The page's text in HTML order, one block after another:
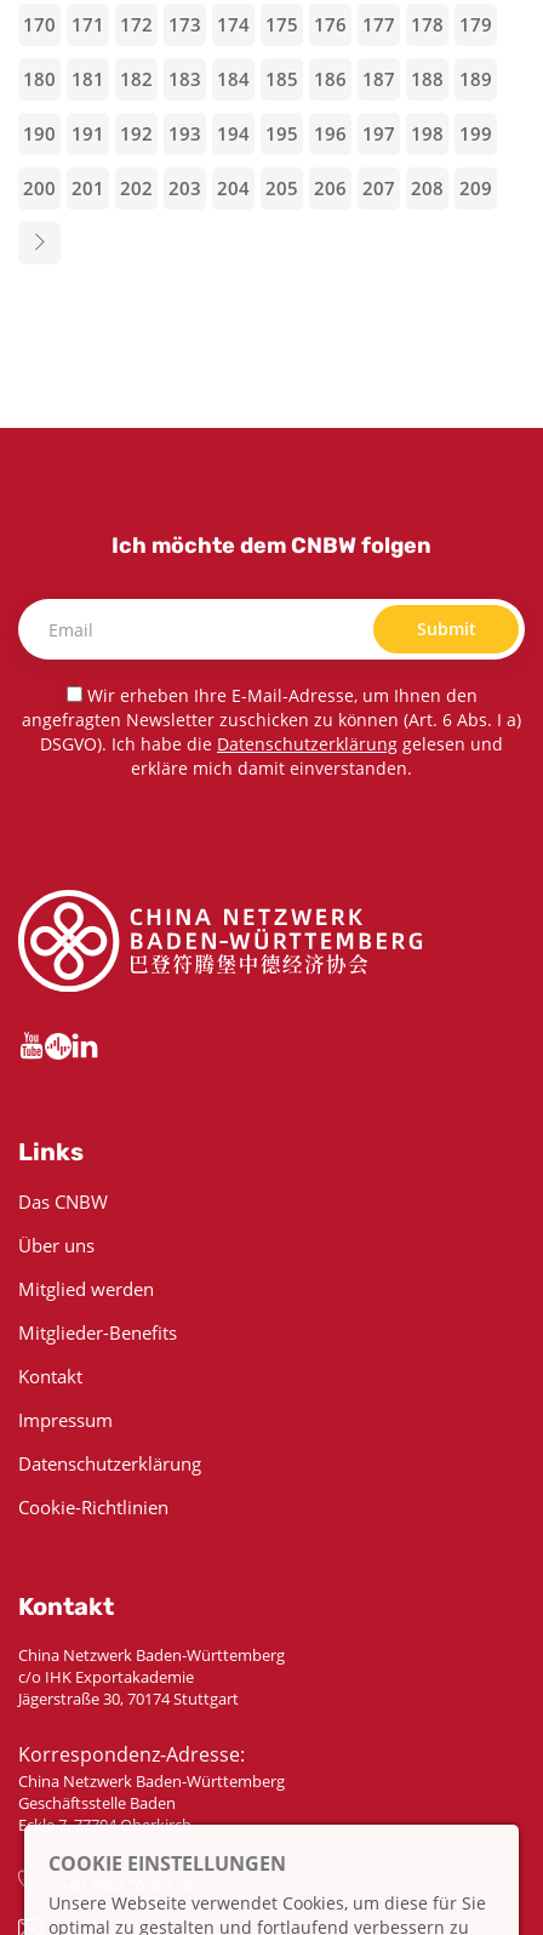
170 171 172 173 174 175 176 177 178 179
180 181 182 183 184 185 186 187 188 189
190 191 192 193 194 195 196 197 198 199
200 201 202 203 204 205 206 207 208 209
Ich möchte dem CNBW folgen
Submit
Wir erheben Ihre E-Mail-Adresse, um Ihnen den
angefragten Newsletter zuschicken zu können (Art. 6 Abs. I a)
DSGVO). Ich habe die Datenschutzerklärung gelesen und
erkläre mich damit einverstanden.
Links
Das CNBW
Über uns
Mitglied werden
Mitglieder-Benefits
Kontakt
Impressum
Datenschutzerklärung
Cookie-Richtlinien
Kontakt
China Netzwerk Baden-Württemberg
c/o IHK Exportakademie
Jägerstraße 30, 70174 Stuttgart
Korrespondenz-Adresse:
China Netzwerk Baden-Württemberg
Geschäftsstelle Baden
Eckle 7, 77704 Oberkirch
COOKIE EINSTELLUNGEN
Unsere Webseite verwendet Cookies, um diese für Sie
optimal zu gestalten und fortlaufend verbessern zu